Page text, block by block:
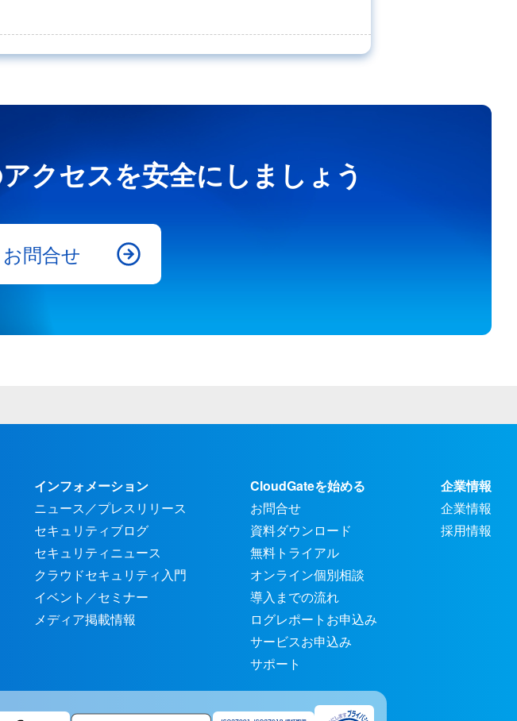
クセスを安全にしましょう
お問合せ
インフォメーション
ニュース／プレスリリース
セキュリティブログ
セキュリティニュース
クラウドセキュリティ入門
イベント／セミナー
メディア掲載情報
CloudGateを始める
お問合せ
資料ダウンロード
無料トライアル
オンライン個別相談
導入までの流れ
ログレポートお申込み
サービスお申込み
サポート
企業情報
企業情報
採用情報